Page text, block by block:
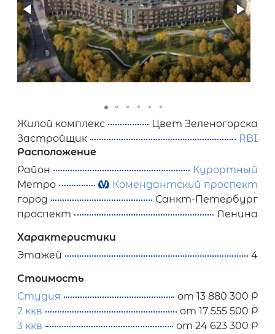
Жилой комплекс
Цвет Зеленогорска
Застройщик
RBI
Расположение
Район
Курортный
Метро
Комендантский проспект
город
Санкт-Петербург
проспект
Ленина
Характеристики
Этажей
4
Стоимость
Студия
от 13 880 300 Р
2 ккв
от 17 555 500 Р
3 ккв
от 24 623 300 Р